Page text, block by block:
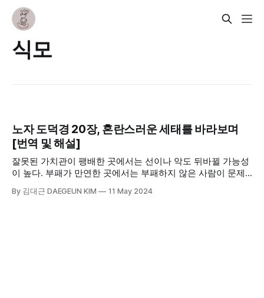
식모
노자 도덕경 20장, 혼란스러운 세태를 바라보며
[번역 및 해설]
잘못된 가치관이 팽배한 곳에서는 선이나 악도 뒤바뀔 가능성
이 높다. 부패가 만연한 곳에서는 부패하지 않은 사람이 문제
아마 ‘미친 척’ 아니면 ‘미쳐서’ 살아갈 것이다. 그렇지 않고서는
By 김대근 DAEGEUN KIM 11 May 2024